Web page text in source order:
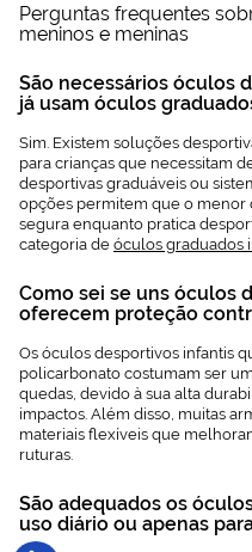
Perguntas frequentes
meninos e meninas
São necessários óculos
já usam óculos
Sim. Existem soluções
para crianças que necessitam
desportivas graduáveis ou
opções permitem que o menor
segura enquanto pratica
categoria de óculos graduados
Como sei se uns óculos
oferecem proteção
Os óculos desportivos infantis
policarbonato costumam ser
quedas, devido à sua alta
impactos. Além disso, muitas
materiais flexíveis que
ruturas.
São adequados os
uso diário ou apenas